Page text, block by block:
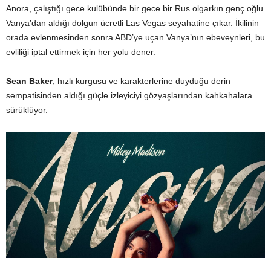
Anora, çalıştığı gece kulübünde bir gece bir Rus olgarkın genç oğlu
Vanya’dan aldığı dolgun ücretli Las Vegas seyahatine çıkar. İkilinin
orada evlenmesinden sonra ABD’ye uçan Vanya’nın ebeveynleri, bu
evliliği iptal ettirmek için her yolu dener.
Sean Baker, hızlı kurgusu ve karakterlerine duyduğu derin
sempatisinden aldığı güçle izleyiciyi gözyaşlarından kahkahalara
sürüklüyor.